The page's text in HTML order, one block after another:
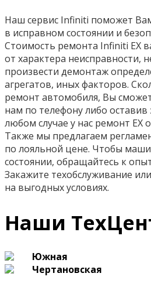
Наш сервис Infiniti поможет
в исправном состоянии и
Стоимость ремонта Infiniti EX
от характера неисправности,
произвести демонтаж
агрегатов, иных факторов.
ремонт автомобиля, Вы
нам по телефону либо оставив
любом случае у нас ремонт EX
Также мы предлагаем
по лояльной цене. Чтобы
состоянии, обращайтесь к
Закажите техобслуживание
на выгодных условиях.
Наши
Южная
Чертановская